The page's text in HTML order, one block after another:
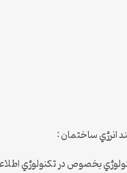
انرژي ساختمان :